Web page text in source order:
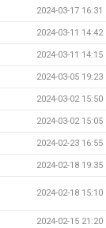
2024-03-17 16:31
2024-03-11 14:42
2024-03-11 14:15
2024-03-05 19:23
2024-03-02 15:50
2024-03-02 15:05
2024-02-23 16:55
2024-02-18 19:35
2024-02-18 15:10
2024-02-15 21:20